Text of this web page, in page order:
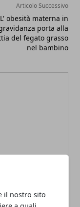
il nostro sito
Articolo Successivo
L' obesità materna in
porta alla
del fegato grasso
nel bambino